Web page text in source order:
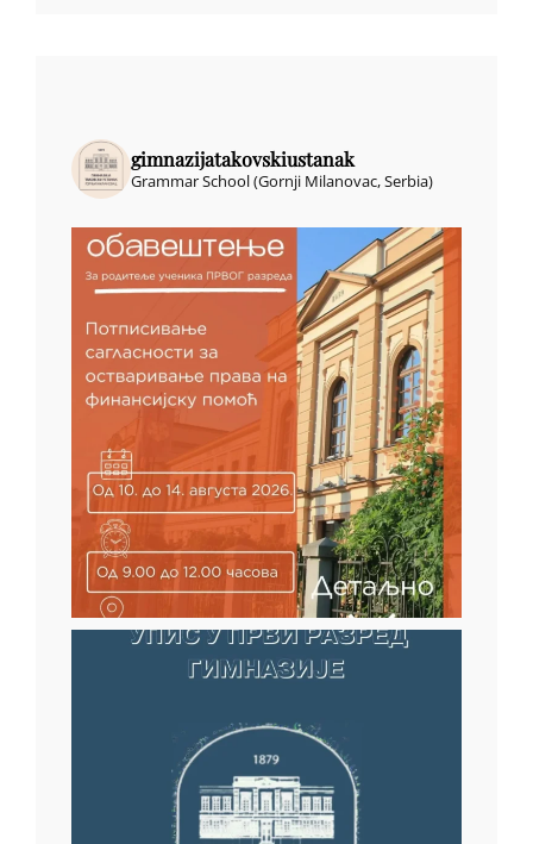
gimnazijatakovskiustanak
Grammar School (Gornji Milanovac, Serbia)